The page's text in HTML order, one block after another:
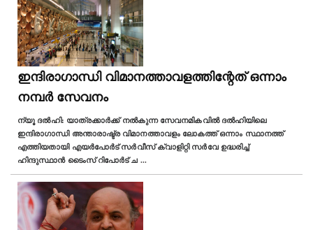
ഇന്ദിരാഗാന്ധി വിമാനത്താവളത്തിന്റേത് ഒന്നാം
നമ്പർ സേവനം
ന്യൂ ദൽഹി: യാത്രക്കാർക്ക് നൽകുന്ന സേവനമികവിൽ ദൽഹിയിലെ
ഇന്ദിരാഗാന്ധി അന്താരാഷ്ട്ര വിമാനത്താവളം ലോകത്ത് ഒന്നാം സ്ഥാനത്ത്
എത്തിയതായി എയർപോർട് സർവീസ് ക്വാളിറ്റി സർവേ ഉദ്ധരിച്ച്
ഹിന്ദുസ്ഥാൻ ടൈംസ് റിപോർട് ച ...